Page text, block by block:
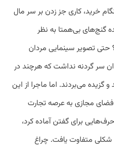
خرید، کاری جز زدن بر سر مال
گنج‌های بی‌همتا به نظر
حتی تصویر سینمایی مردان
سر گردنه نداشت که هرچند در
گزیده می‌بردند. اما ماجرا از این
فضای مجازی به عرصه تجارت
برای گفتن آماده کرد،
متفاوت یافت. چراغ